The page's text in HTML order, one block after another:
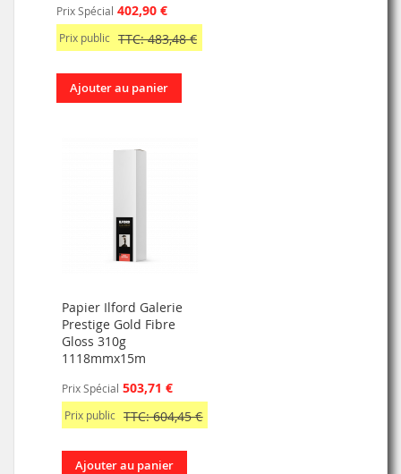
Prix Spécial 402,90 €
Prix public TTC: 483,48 €
Ajouter au panier
Papier Ilford Galerie
Prestige Gold Fibre
Gloss 310g
1118mmx15m
Prix Spécial 503,71 €
Prix public TTC: 604,45 €
Ajouter au panier